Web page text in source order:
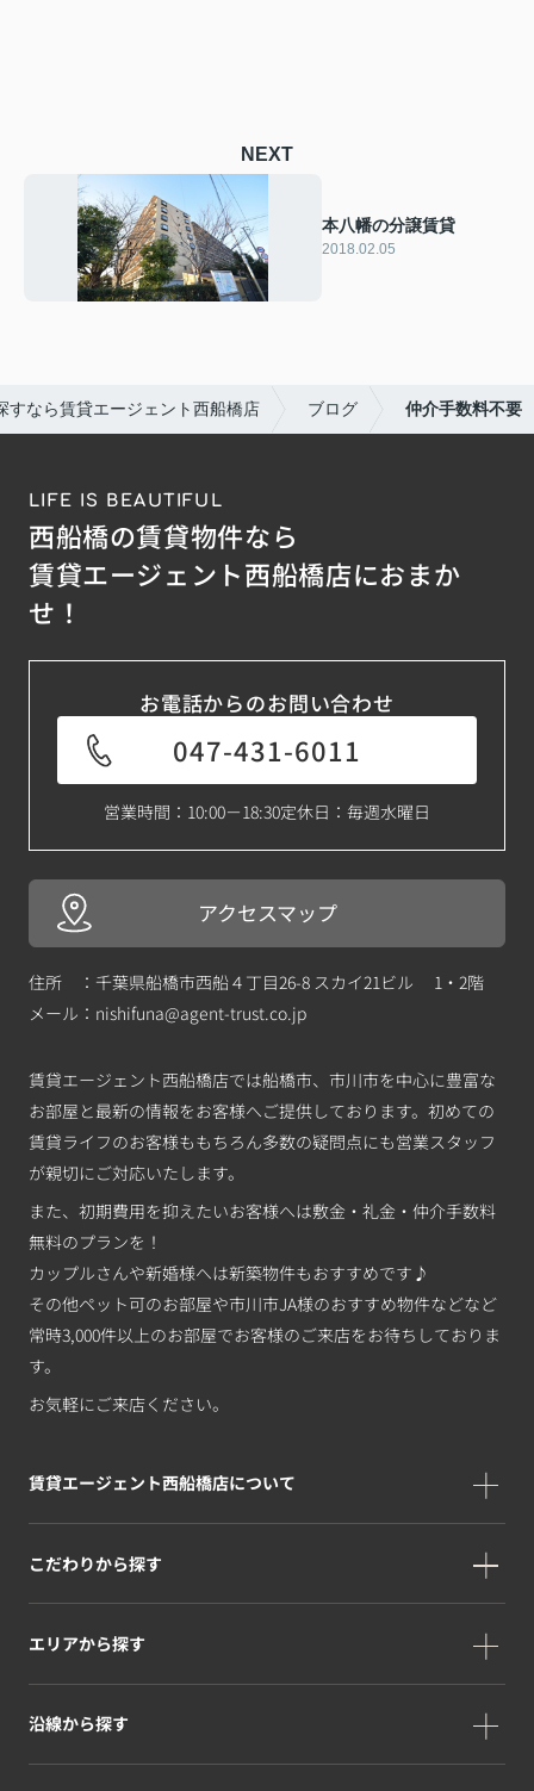
NEXT
本八幡の分譲賃貸
2018.02.05
すなら賃貸エージェント西船橋店 ブログ 仲介手数料不要
LIFE IS BEAUTIFUL
西船橋の賃貸物件なら
賃貸エージェント西船橋店におまか
せ！
お電話からのお問い合わせ
047-431-6011
営業時間：10:00－18:30定休日：毎週水曜日
アクセスマップ
住所 ：千葉県船橋市西船４丁目26-8 スカイ21ビル 1・2階
メール： nishifuna@agent-trust.co.jp
賃貸エージェント西船橋店では船橋市、市川市を中心に豊富な
お部屋と最新の情報をお客様へご提供しております。初めての
賃貸ライフのお客様ももちろん多数の疑問点にも営業スタッフ
が親切にご対応いたします。
また、初期費用を抑えたいお客様へは敷金・礼金・仲介手数料
無料のプランを！
カップルさんや新婚様へは新築物件もおすすめです♪
その他ペット可のお部屋や市川市JA様のおすすめ物件などなど
常時3,000件以上のお部屋でお客様のご来店をお待ちしておりま
す。
お気軽にご来店ください。
賃貸エージェント西船橋店について
こだわりから探す
エリアから探す
沿線から探す